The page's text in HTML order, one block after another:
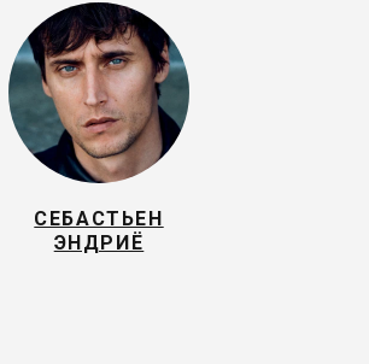
СЕБАСТЬЕН
ЭНДРИЁ